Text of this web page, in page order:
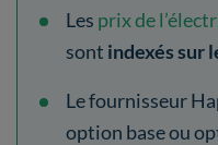
Les prix de
sont indexés sur
Le fournisseur
option base ou